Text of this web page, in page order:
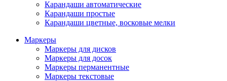
Карандаши автоматические
Карандаши простые
Карандаши цветные, восковые мелки
Маркеры
Маркеры для дисков
Маркеры для досок
Маркеры перманентные
Маркеры текстовые